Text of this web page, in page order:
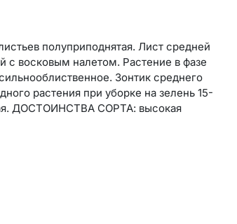
полуприподнятая. Лист средней
восковым налетом. Растение в фазе
Зонтик среднего
растения при уборке на зелень 15-
ДОСТОИНСТВА СОРТА: высокая